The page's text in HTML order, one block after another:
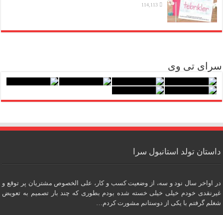
114,113
سرای تی وی
داستان تولد استانبول سرا
در اواخر سال نود و سه، از وضعیت کسب و کار، علی الخصوص مشتریان پر توقع و
غیرنقدی خودم خیلی خیلی خسته شده بودم بطوری که چند بار تصمیم به تعویض
شغلم گرفتم با یکی از دوستانم مشورت کردم…